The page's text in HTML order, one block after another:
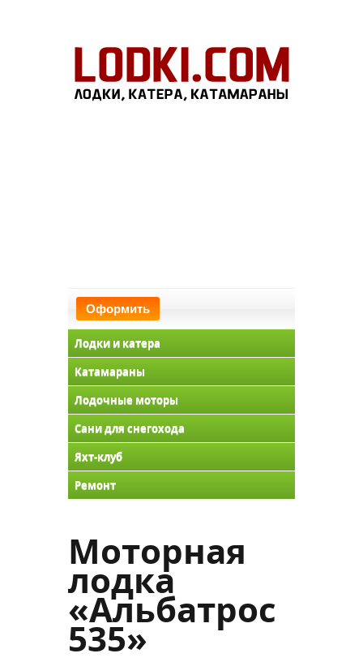
Оформить
Лодки и катера
Катамараны
Лодочные моторы
Сани для снегохода
Яхт-клуб
Ремонт
Моторная
лодка
«Альбатрос
535»